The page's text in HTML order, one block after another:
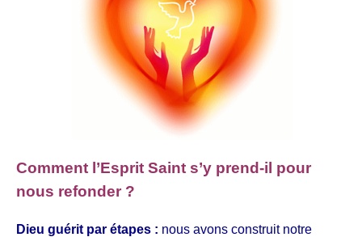
Comment l’Esprit Saint s’y prend-il pour
nous refonder ?
Dieu guérit par étapes : nous avons construit notre